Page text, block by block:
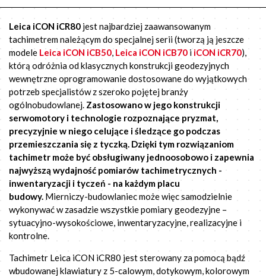
Leica iCON iCR80 jest najbardziej zaawansowanym
tachimetrem należącym do specjalnej serii (tworzą ją jeszcze
modele Leica iCON iCB50 Leica iCON iCB70 i iCON iCR70),
którą odróżnia od klasycznych konstrukcji geodezyjnych
wewnętrzne oprogramowanie dostosowane do wyjątkowych
potrzeb specjalistów z szeroko pojętej branży
ogólnobudowlanej. Zastosowano w jego konstrukcji
serwomotory i technologie rozpoznające pryzmat,
precyzyjnie w niego celujące i śledzące go podczas
przemieszczania się z tyczką. Dzięki tym rozwiązaniom
tachimetr może być obsługiwany jednoosobowo i zapewnia
najwyższą wydajność pomiarów tachimetrycznych -
inwentaryzacji i tyczeń - na każdym placu
budowy. Mierniczy-budowlaniec może więc samodzielnie
wykonywać w zasadzie wszystkie pomiary geodezyjne –
sytuacyjno-wysokościowe, inwentaryzacyjne, realizacyjne i
kontrolne.
Tachimetr Leica iCON iCR80 jest sterowany za pomocą bądź
wbudowanej klawiatury z 5-calowym, dotykowym, kolorowym